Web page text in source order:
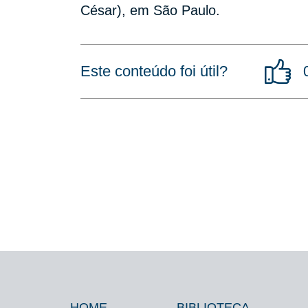
César), em São Paulo.
Este conteúdo foi útil?